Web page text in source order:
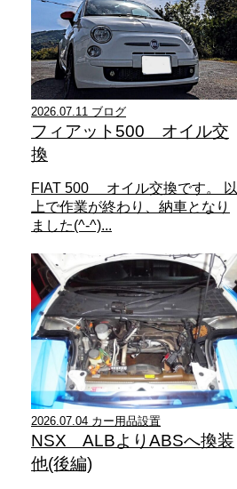
2026.07.11 ブログ
フィアット500 オイル交
換
FIAT 500 オイル交換です。 以
上で作業が終わり、納車となり
ました(^-^)...
2026.07.04 カー用品設置
NSX ALBよりABSへ換装
他(後編)